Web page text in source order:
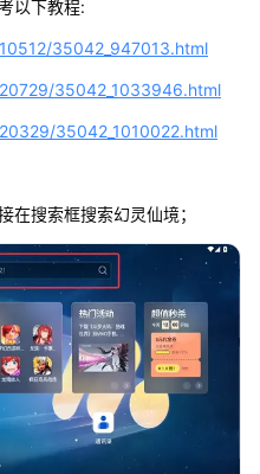
以下教程:
35042_947013.html
35042_1033946.html
35042_1010022.html
在搜索框搜索幻灵仙境；